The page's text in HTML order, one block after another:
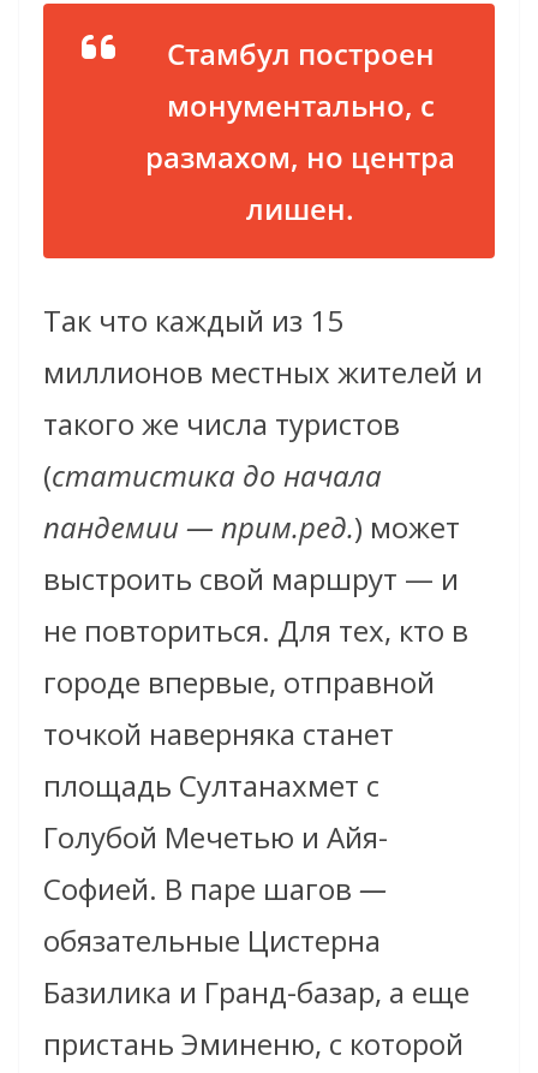
Стамбул построен
монументально, с
размахом, но центра
лишен.
Так что каждый из 15
миллионов местных жителей и
такого же числа туристов
(статистика до начала
пандемии — прим.ред.) может
выстроить свой маршрут — и
не повториться. Для тех, кто в
городе впервые, отправной
точкой наверняка станет
площадь Султанахмет с
Голубой Мечетью и Айя-
Софией. В паре шагов —
обязательные Цистерна
Базилика и Гранд-базар, а еще
пристань Эминеню, с которой